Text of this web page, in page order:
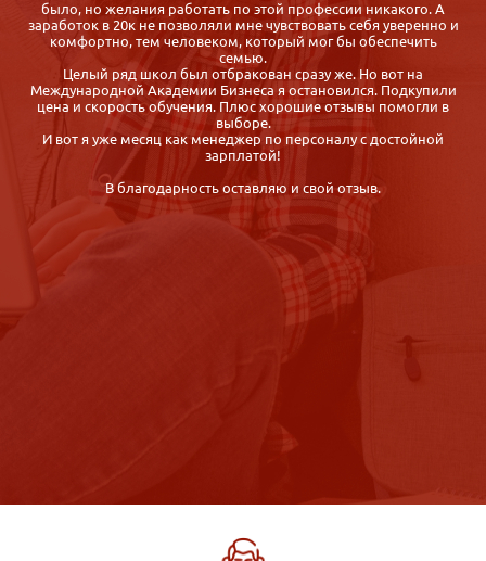
было, но желания работать по этой профессии никакого. А
заработок в 20к не позволяли мне чувствовать себя уверенно и
комфортно, тем человеком, который мог бы обеспечить
семью.
Целый ряд школ был отбракован сразу же. Но вот на
Международной Академии Бизнеса я остановился. Подкупили
цена и скорость обучения. Плюс хорошие отзывы помогли в
выборе.
И вот я уже месяц как менеджер по персоналу с достойной
зарплатой!
В благодарность оставляю и свой отзыв.